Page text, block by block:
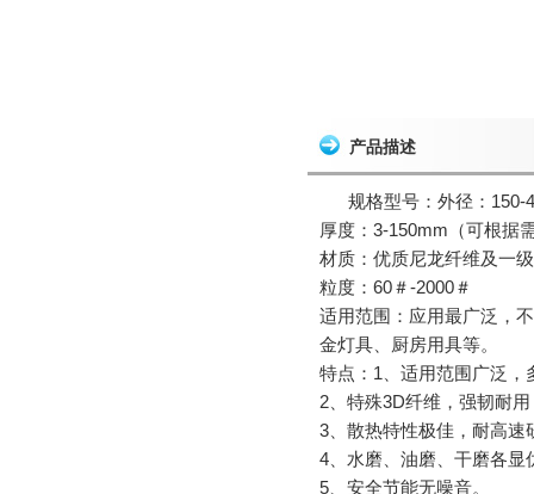
产品描述
规格型号：外径：150-
厚度：3-150mm（可根据
材质：优质尼龙纤维及一
粒度：60＃-2000＃
适用范围：应用最广泛，
金灯具、厨房用具等。
特点：1、适用范围广泛，
2、特殊3D纤维，强韧耐用
3、散热特性极佳，耐高速
4、水磨、油磨、干磨各显
5、安全节能无噪音。